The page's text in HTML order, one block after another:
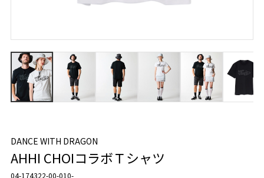
DANCE WITH DRAGON
AHHI CHOIコラボＴシャツ
04-174322-00-010-